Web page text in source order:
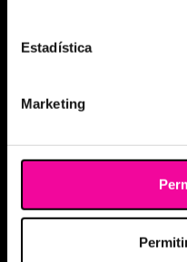
Estadística
Marketing